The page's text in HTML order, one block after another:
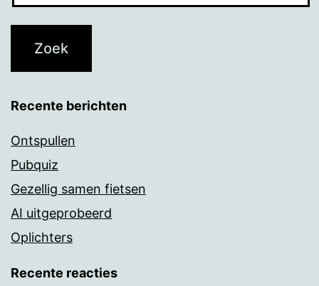
Recente berichten
Ontspullen
Pubquiz
Gezellig samen fietsen
AI uitgeprobeerd
Oplichters
Recente reacties